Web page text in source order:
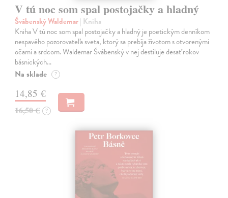
V tú noc som spal postojačky a hladný
Švábenský Waldemar| Kniha
Kniha V tú noc som spal postojačky a hladný je poetickým denníkom
nespavého pozorovateľa sveta, ktorý sa prebíja životom s otvorenými
očami a srdcom. Waldemar Švábenský v nej destiluje desať rokov
básnických…
Na sklade ?
14,85 €
16,50 € ?